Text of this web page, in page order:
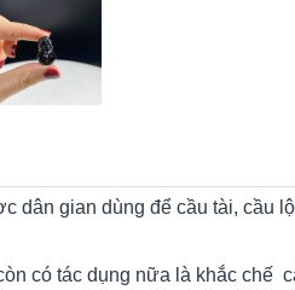
dân gian dùng để cầu tài, cầu
có tác dụng nữa là khắc chế